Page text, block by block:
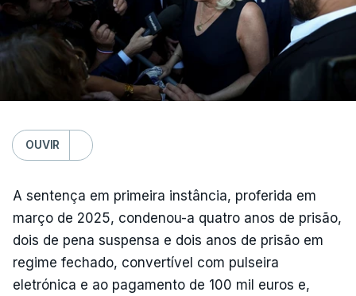
OUVIR
A sentença em primeira instância, proferida em
março de 2025, condenou-a quatro anos de prisão,
dois de pena suspensa e dois anos de prisão em
regime fechado, convertível com pulseira
eletrónica e ao pagamento de 100 mil euros e,